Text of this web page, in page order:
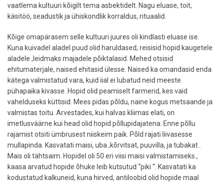
vaatlema kultuuri kõigilt tema asbektidelt. Nagu eluase, toit,
käsitöö, seadustik ja ühiskondlik korraldus, rituaalid.
Kõige omapärasem selle kultuuri juures oli kindlasti eluase ise.
Kuna kuivadel aladel puud olid haruldased, reisisid hopid kaugetele
aladele ,leidmaks majadele põiktalasid. Mehed otsisid
ehitumaterjale, naised ehitasid ülesse. Naised ka omandasid enda
kätega valmistatud vara, kuid iial ei lubatud neid meeste
pühapaika kivasse. Hopid olid peamiselt farmerid, kes vaid
vahelduseks küttisid. Mees pidas põldu, naine kogus metsaande ja
valmistas toitu. Arvestades, kui halvas kliimas elati, on
imetlusväärne kui head olid hopid põllupidajatena. Enne põllu
rajamist otsiti ümbrusest niiskeim paik. Põld rajati liivasesse
mullapinda. Kasvatati maisi, uba ,kõrvitsat, puuvilla, ja tubakat..
Mais oli tähtsaim. Hopidel oli 50 eri viisi maisi valmistamiseks.,
kaasa arvatud hopide õhuke leib kutsutud “piki “. Kasvatati ka
kodustatud kalkuneid, kuna hirved, antiloobid olid hopide maal